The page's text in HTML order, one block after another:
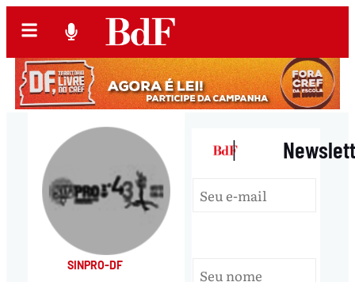
SINPRO-DF
|